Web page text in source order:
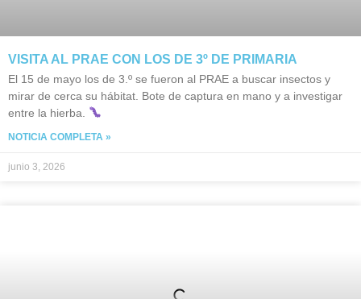
VISITA AL PRAE CON LOS DE 3º DE PRIMARIA
El 15 de mayo los de 3.º se fueron al PRAE a buscar insectos y
mirar de cerca su hábitat. Bote de captura en mano y a investigar
entre la hierba.
NOTICIA COMPLETA »
junio 3, 2026